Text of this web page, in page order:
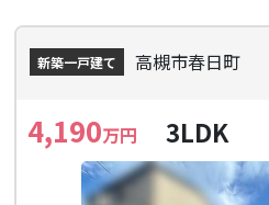
新築一戸建て 高槻市春日町
4,190万円 3LDK